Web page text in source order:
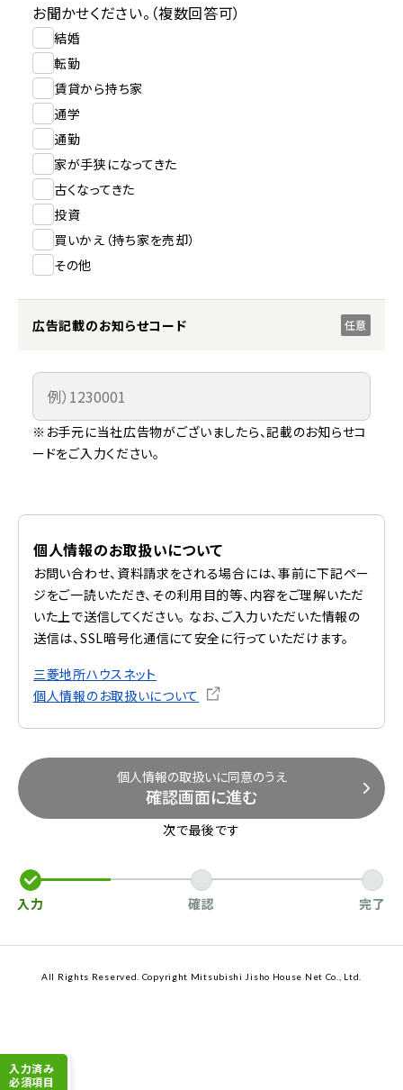
お聞かせください。（複数回答可）
結婚
転勤
賃貸から持ち家
通学
通勤
家が手狭になってきた
古くなってきた
投資
買いかえ（持ち家を売却）
その他
広告記載のお知らせコード 任意
※お手元に当社広告物がございましたら、記載のお知らせコ
ードをご入力ください。
個人情報のお取扱いについて
お問い合わせ、資料請求をされる場合には、事前に下記ペー
ジをご一読いただき、その利用目的等、内容をご理解いただ
いた上で送信してください。 なお、ご入力いただいた情報の
送信は、SSL暗号化通信にて安全に行っていただけます。
三菱地所ハウスネット
個人情報のお取扱いについて
個人情報の取扱いに同意のうえ
確認画面に進む
次で最後です
入力 確認 完了
入力済み
必須項目
All Rights Reserved. Copyright Mitsubishi Jisho House Net Co., Ltd.